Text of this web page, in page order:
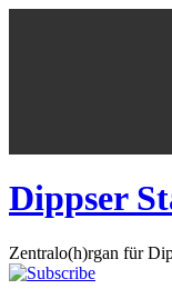
Dippser
Zentralo(h)rgan für